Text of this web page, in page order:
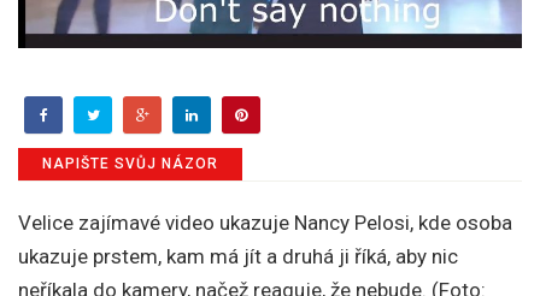
NAPIŠTE SVŮJ NÁZOR
Velice zajímavé video ukazuje Nancy Pelosi, kde osoba
ukazuje prstem, kam má jít a druhá ji říká, aby nic
neříkala do kamery, načež reaguje, že nebude. (Foto: